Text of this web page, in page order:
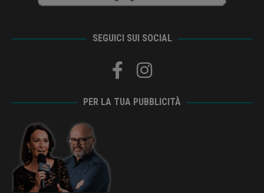
SEGUICI SUI SOCIAL
PER LA TUA PUBBLICITÀ